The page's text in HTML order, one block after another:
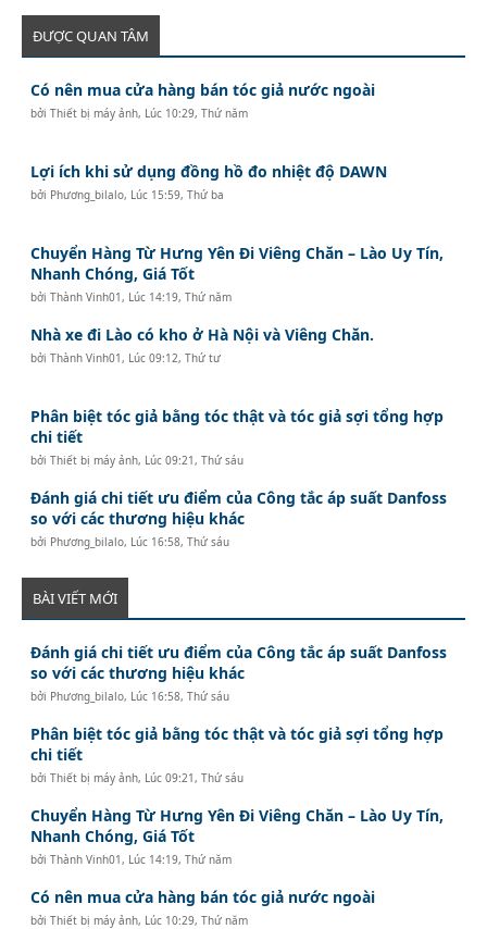
ĐƯỢC QUAN TÂM
Có nên mua cửa hàng bán tóc giả nước ngoài
bởiThiết bị máy ảnh, Lúc 10:29, Thứ năm
Lợi ích khi sử dụng đồng hồ đo nhiệt độ DAWN
bởi Phương_bilalo, Lúc 15:59, Thứ ba
Chuyển Hàng Từ Hưng Yên Đi Viêng Chăn – Lào Uy Tín,
Nhanh Chóng, Giá Tốt
bởiThành Vinh01 , Lúc 14:19, Thứ năm
Nhà xe đi Lào có kho ở Hà Nội và Viêng Chăn.
bởiThành Vinh01 , Lúc 09:12, Thứ tư
Phân biệt tóc giả bằng tóc thật và tóc giả sợi tổng hợp
chi tiết
bởiThiết bị máy ảnh, Lúc 09:21, Thứ sáu
Đánh giá chi tiết ưu điểm của Công tắc áp suất Danfoss
so với các thương hiệu khác
bởi Phương_bilalo, Lúc 16:58, Thứ sáu
BÀI VIẾT MỚI
Đánh giá chi tiết ưu điểm của Công tắc áp suất Danfoss
so với các thương hiệu khác
bởi Phương_bilalo, Lúc 16:58, Thứ sáu
Phân biệt tóc giả bằng tóc thật và tóc giả sợi tổng hợp
chi tiết
bởiThiết bị máy ảnh, Lúc 09:21, Thứ sáu
Chuyển Hàng Từ Hưng Yên Đi Viêng Chăn – Lào Uy Tín,
Nhanh Chóng, Giá Tốt
bởiThành Vinh01 , Lúc 14:19, Thứ năm
Có nên mua cửa hàng bán tóc giả nước ngoài
bởiThiết bị máy ảnh, Lúc 10:29, Thứ năm